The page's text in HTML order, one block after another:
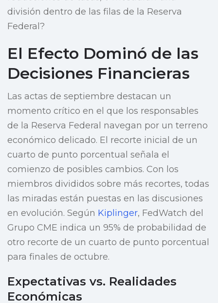
división dentro de las filas de la Reserva
Federal?
El Efecto Dominó de las
Decisiones Financieras
Las actas de septiembre destacan un
momento crítico en el que los responsables
de la Reserva Federal navegan por un terreno
económico delicado. El recorte inicial de un
cuarto de punto porcentual señala el
comienzo de posibles cambios. Con los
miembros divididos sobre más recortes, todas
las miradas están puestas en las discusiones
en evolución. Según Kiplinger, FedWatch del
Grupo CME indica un 95% de probabilidad de
otro recorte de un cuarto de punto porcentual
para finales de octubre.
Expectativas vs. Realidades
Económicas